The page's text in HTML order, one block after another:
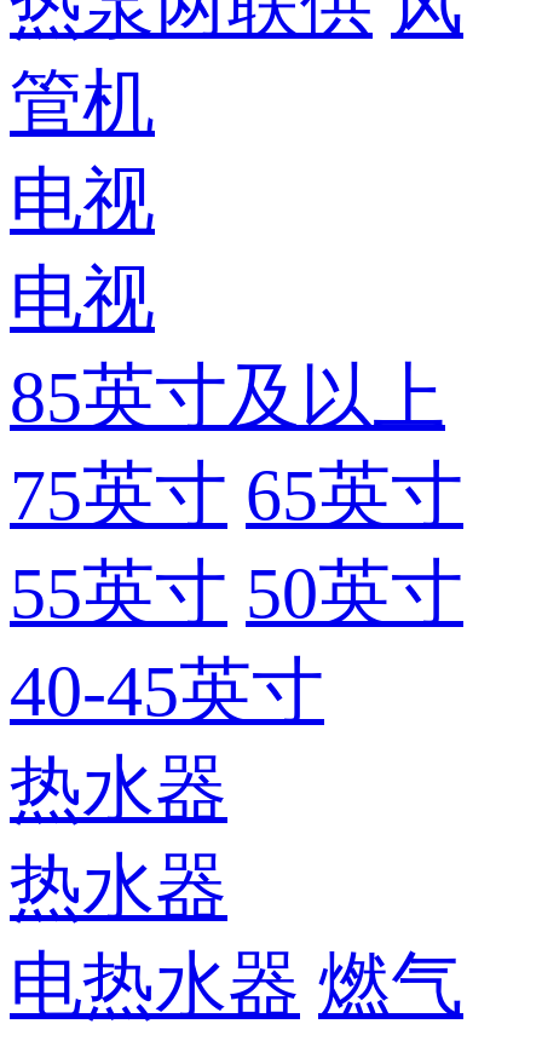
管机
电视
电视
85英寸及以上
75英寸 65英寸
55英寸 50英寸
40-45英寸
热水器
热水器
电热水器 燃气